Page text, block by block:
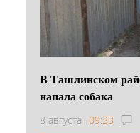
В Ташлинском
напала собака
8 августа 09:33